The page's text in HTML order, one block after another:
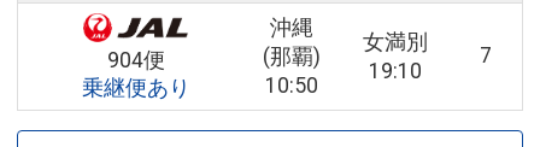
904便
乗継便あり
沖縄
(那覇)
10:50
女満別
19:10
7